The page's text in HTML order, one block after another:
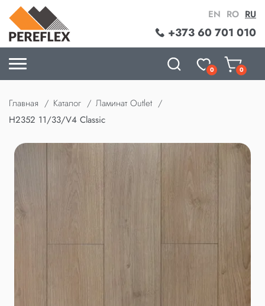
+373 60 701 010
EN RO RU
0 0
Главная Каталог
Ламинат Outlet
H2352 11/33/V4 Classic